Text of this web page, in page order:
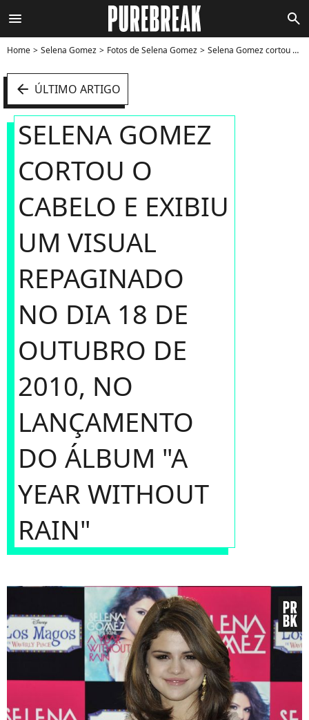
menu search
Home Selena Gomez Fotos de Selena Gomez Selena Gomez cortou o cabelo e exibiu um visual repaginado no dia 18 de outubro de 2010, no lançamento do álbum "A Year Without Rain" - Foto
arrow_left ÚLTIMO ARTIGO
SELENA GOMEZ
CORTOU O
CABELO E EXIBIU
UM VISUAL
REPAGINADO
NO DIA 18 DE
OUTUBRO DE
2010, NO
LANÇAMENTO
DO ÁLBUM "A
YEAR WITHOUT
RAIN"